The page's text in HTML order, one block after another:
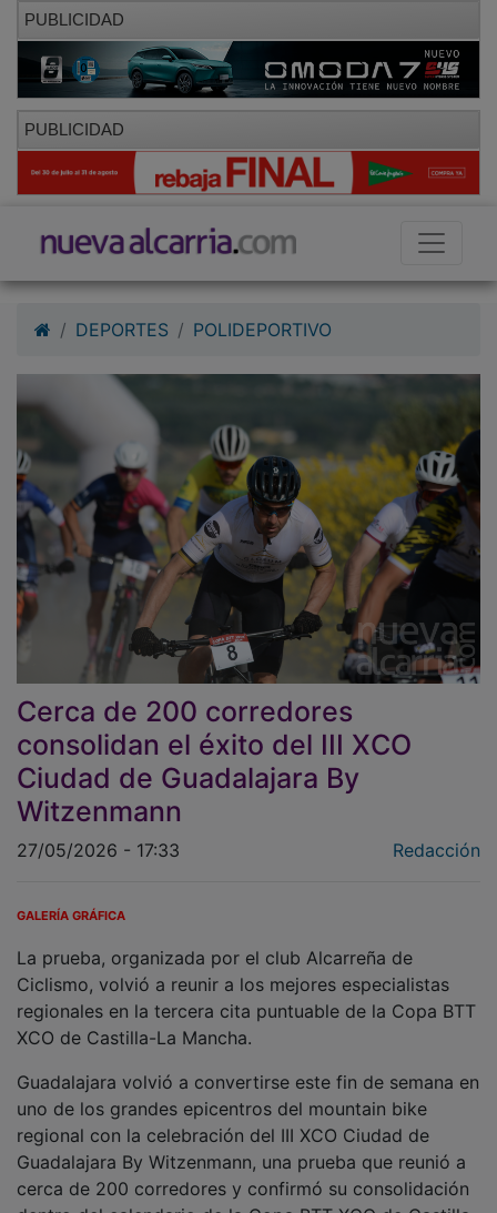
PUBLICIDAD
PUBLICIDAD
Cerca de 200 corredores
consolidan el éxito del III XCO
Ciudad de Guadalajara By
Witzenmann
Ciclismo, volvió a reunir a los mejores especialistas
regionales en la tercera cita puntuable de la Copa BTT
XCO de Castilla-La Mancha.
uno de los grandes epicentros del mountain bike
regional con la celebración del III XCO Ciudad de
Guadalajara By Witzenmann, una prueba que reunió a
cerca de 200 corredores y confirmó su consolidación
dentro del calendario de la Copa BTT XCO de Castilla-